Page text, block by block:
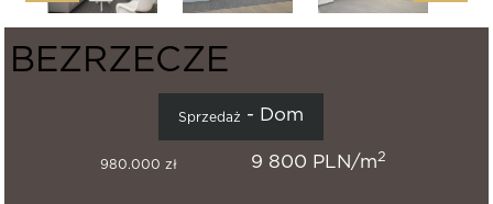
BEZRZECZE
Sprzedaż - Dom
980.000 zł 9 800 PLN/m2